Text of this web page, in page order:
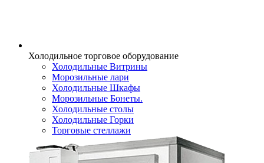
Холодильное торговое оборудование
Холодильные Витрины
Морозильные лари
Холодильные Шкафы
Морозильные Бонеты.
Холодильные столы
Холодильные Горки
Торговые стеллажи